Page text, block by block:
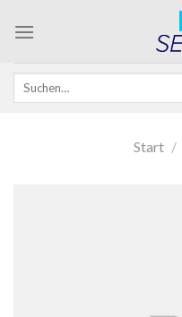
Suchen
Start /